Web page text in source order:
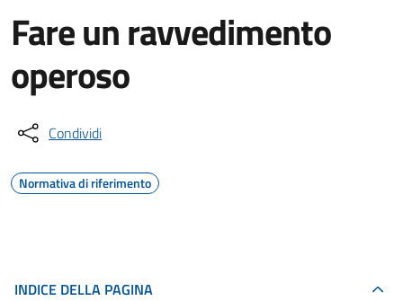
Fare un ravvedimento
operoso
Condividi
Normativa di riferimento
INDICE DELLA PAGINA